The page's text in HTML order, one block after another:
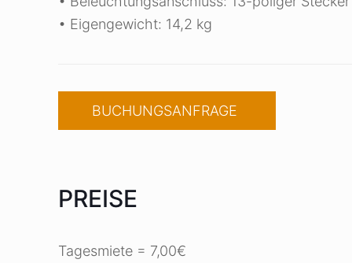
• Eigengewicht: 14,2 kg
BUCHUNGSANFRAGE
PREISE
Tagesmiete = 7,00€